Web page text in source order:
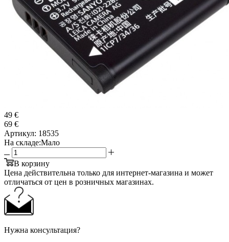
49 €
69 €
Артикул: 18535
На складе:Мало
В корзину
Цена действительна только для интернет-магазина и может
отличаться от цен в розничных магазинах.
Нужна консультация?